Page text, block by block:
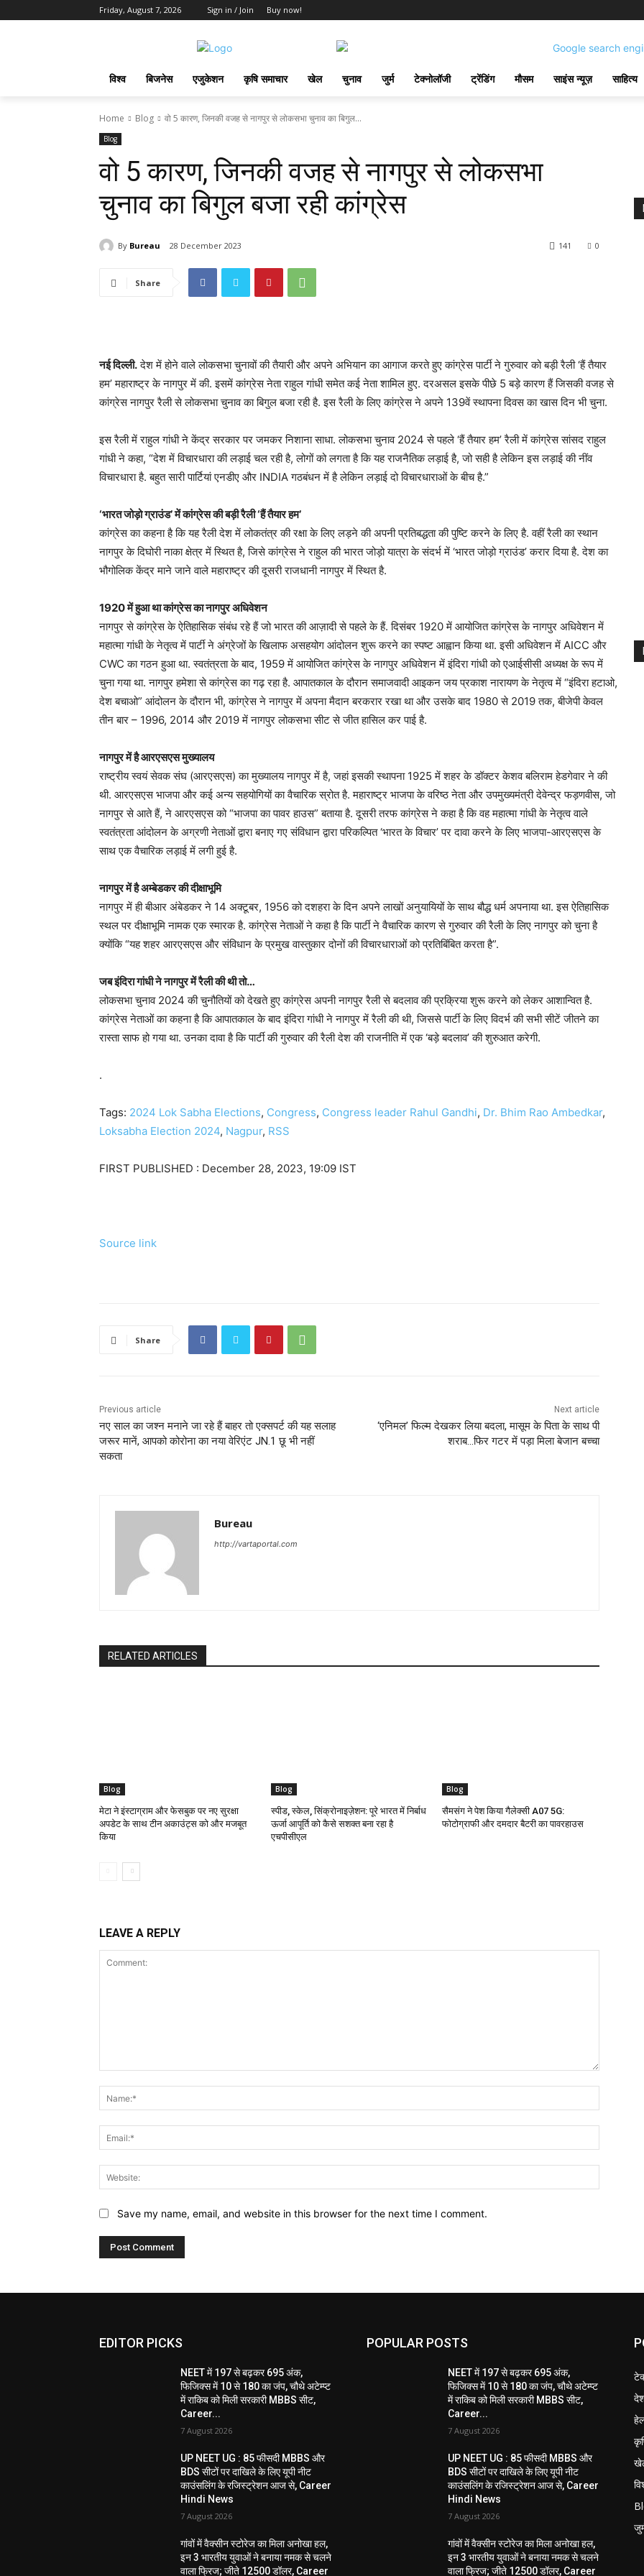
Friday, August 7, 2026 Sign in / Join Buy now!
विश्व बिजनेस एजुकेशन कृषि समाचार खेल चुनाव जुर्म टेक्नोलॉजी ट्रेंडिंग मौसम साइंस न्यूज़ साहित्य
Home Blog वो 5 कारण, जिनकी वजह से नागपुर से लोकसभा चुनाव का बिगुल...
Blog
वो 5 कारण, जिनकी वजह से नागपुर से लोकसभा
चुनाव का बिगुल बजा रही कांग्रेस
By Bureau 28 December 2023 0
141
Share
नई दिल्‍ली.देश में होने वाले लोकसभा चुनावों की तैयारी और अपने अभियान का आगाज करते हुए कांग्रेस पार्टी ने गुरुवार को बड़ी रैली ‘हैं तैयार
हम’ महाराष्‍ट्र के नागपुर में की. इसमें कांग्रेस नेता राहुल गांधी समेत कई नेता शामिल हुए. दरअसल इसके पीछे 5 बड़े कारण हैं जिसकी वजह से
कांग्रेस नागपुर रैली से लोकसभा चुनाव का बिगुल बजा रही है. इस रैली के लिए कांग्रेस ने अपने 139वें स्थापना दिवस का खास दिन भी चुना.
इस रैली में राहुल गांधी ने केंद्र सरकार पर जमकर निशाना साधा. लोकसभा चुनाव 2024 से पहले ‘हैं तैयार हम’ रैली में कांग्रेस सांसद राहुल
गांधी ने कहा, “देश में विचारधारा की लड़ाई चल रही है, लोगों को लगता है कि यह राजनैतिक लड़ाई है, जो सही है लेकिन इस लड़ाई की नींव
विचारधारा है. बहुत सारी पार्टियां एनडीए और INDIA गठबंधन में है लेकिन लड़ाई दो विचारधाराओं के बीच है.”
‘भारत जोड़ो ग्राउंड’ में कांग्रेस की बड़ी रैली ‘हैं तैयार हम’
कांग्रेस का कहना है कि यह रैली देश में लोकतंत्र की रक्षा के लिए लड़ने की अपनी प्रतिबद्धता की पुष्टि करने के लिए है. वहीं रैली का स्थान
नागपुर के दिघोरी नाका क्षेत्र में स्थित है, जिसे कांग्रेस ने राहुल की भारत जोड़ो यात्रा के संदर्भ में ‘भारत जोड़ो ग्राउंड’ करार दिया है. देश का
भौगोलिक केंद्र माने जाने वाले महाराष्ट्र की दूसरी राजधानी नागपुर में स्थित है.
1920 में हुआ था कांग्रेस का नागपुर अधिवेशन
नागपुर से कांग्रेस के ऐतिहासिक संबंध रहे हैं जो भारत की आज़ादी से पहले के हैं. दिसंबर 1920 में आयोजित कांग्रेस के नागपुर अधिवेशन में
महात्मा गांधी के नेतृत्व में पार्टी ने अंग्रेजों के खिलाफ असहयोग आंदोलन शुरू करने का स्पष्ट आह्वान किया था. इसी अधिवेशन में AICC और
CWC का गठन हुआ था. स्वतंत्रता के बाद, 1959 में आयोजित कांग्रेस के नागपुर अधिवेशन में इंदिरा गांधी को एआईसीसी अध्यक्ष के रूप में
चुना गया था. नागपुर हमेशा से कांग्रेस का गढ़ रहा है. आपातकाल के दौरान समाजवादी आइकन जय प्रकाश नारायण के नेतृत्व में “इंदिरा हटाओ,
देश बचाओ” आंदोलन के दौरान भी, कांग्रेस ने नागपुर में अपना मैदान बरकरार रखा था और उसके बाद 1980 से 2019 तक, बीजेपी केवल
तीन बार – 1996, 2014 और 2019 में नागपुर लोकसभा सीट से जीत हासिल कर पाई है.
नागपुर में है आरएसएस मुख्यालय
राष्‍ट्रीय स्वयं सेवक संघ (आरएसएस) का मुख्यालय नागपुर में है, जहां इसकी स्थापना 1925 में शहर के डॉक्टर केशव बलिराम हेडगेवार ने की
थी. आरएसएस भाजपा और कई अन्य सहयोगियों का वैचारिक स्रोत है. महाराष्ट्र भाजपा के वरिष्ठ नेता और उपमुख्यमंत्री देवेन्द्र फड़णवीस, जो
नागपुर से आते हैं, ने आरएसएस को “भाजपा का पावर हाउस” बताया है. दूसरी तरफ कांग्रेस ने कहा है कि वह महात्मा गांधी के नेतृत्व वाले
स्वतंत्रता आंदोलन के अग्रणी नेताओं द्वारा बनाए गए संविधान द्वारा परिकल्पित ‘भारत के विचार’ पर दावा करने के लिए भाजपा-आरएसएस के
साथ एक वैचारिक लड़ाई में लगी हुई है.
नागपुर में है अम्बेडकर की दीक्षाभूमि
नागपुर में ही बीआर अंबेडकर ने 14 अक्टूबर, 1956 को दशहरा के दिन अपने लाखों अनुयायियों के साथ बौद्ध धर्म अपनाया था. इस ऐतिहासिक
स्थल पर दीक्षाभूमि नामक एक स्मारक है. कांग्रेस नेताओं ने कहा है कि पार्टी ने वैचारिक कारण से गुरुवार की रैली के लिए नागपुर को चुना है
क्योंकि “यह शहर आरएसएस और संविधान के प्रमुख वास्तुकार दोनों की विचारधाराओं को प्रतिबिंबित करता है”.
जब इंदिरा गांधी ने नागपुर में रैली की थी तो…
लोकसभा चुनाव 2024 की चुनौतियों को देखते हुए कांग्रेस अपनी नागपुर रैली से बदलाव की प्रक्रिया शुरू करने को लेकर आशान्वित है.
कांग्रेस नेताओं का कहना है कि आपातकाल के बाद इंदिरा गांधी ने नागपुर में रैली की थी, जिससे पार्टी के लिए विदर्भ की सभी सीटें जीतने का
रास्ता साफ हो गया था. उनका दावा है कि पार्टी की गुरुवार की रैली देश की राजनीति में एक ‘बड़े बदलाव’ की शुरुआत करेगी.
.
Tags: 2024 Lok Sabha Elections, Congress, Congress leader Rahul Gandhi, Dr. Bhim Rao Ambedkar,
Loksabha Election 2024, Nagpur, RSS
FIRST PUBLISHED : December 28, 2023, 19:09 IST
Source link
Share
Previous article
नए साल का जश्न मनाने जा रहे हैं बाहर तो एक्सपर्ट की यह सलाह
जरूर मानें, आपको कोरोना का नया वेरिएंट JN.1 छू भी नहीं
सकता
Next article
‘एनिमल’ फिल्म देखकर लिया बदला, मासूम के पिता के साथ पी
शराब…फिर गटर में पड़ा मिला बेजान बच्‍चा
Bureau
http://vartaportal.com
RELATED ARTICLES
Blog
मेटा ने इंस्टाग्राम और फेसबुक पर नए सुरक्षा
अपडेट के साथ टीन अकाउंट्स को और मजबूत
किया
Blog
स्पीड, स्केल, सिंक्रोनाइज़ेशन: पूरे भारत में निर्बाध
ऊर्जा आपूर्ति को कैसे सशक्त बना रहा है
एचपीसीएल
Blog
सैमसंग ने पेश किया गैलेक्सी A07 5G:
फोटोग्राफी और दमदार बैटरी का पावरहाउस
LEAVE A REPLY
Save my name, email, and website in this browser for the next time I comment.
EDITOR PICKS
NEET में 197 से बढ़कर 695 अंक,
फिजिक्स में 10 से 180 का जंप, चौथे अटेम्प्ट
में राकिब को मिली सरकारी MBBS सीट,
Career...
7 August 2026
UP NEET UG : 85 फीसदी MBBS और
BDS सीटों पर दाखिले के लिए यूपी नीट
काउंसलिंग के रजिस्ट्रेशन आज से, Career
Hindi News
7 August 2026
गांवों में वैक्सीन स्टोरेज का मिला अनोखा हल,
इन 3 भारतीय युवाओं ने बनाया नमक से चलने
वाला फ्रिज; जीते 12500 डॉलर, Career
POPULAR POSTS
NEET में 197 से बढ़कर 695 अंक,
फिजिक्स में 10 से 180 का जंप, चौथे अटेम्प्ट
में राकिब को मिली सरकारी MBBS सीट,
Career...
7 August 2026
UP NEET UG : 85 फीसदी MBBS और
BDS सीटों पर दाखिले के लिए यूपी नीट
काउंसलिंग के रजिस्ट्रेशन आज से, Career
Hindi News
7 August 2026
गांवों में वैक्सीन स्टोरेज का मिला अनोखा हल,
इन 3 भारतीय युवाओं ने बनाया नमक से चलने
वाला फ्रिज; जीते 12500 डॉलर, Career